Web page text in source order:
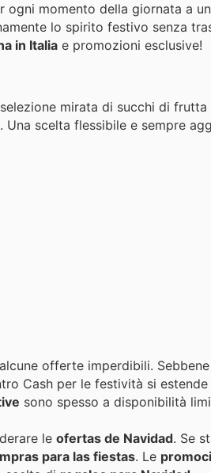
momento della giornata a
lo spirito festivo senza
in Italia e promozioni esclusive!
mirata di succhi di
scelta flessibile e sempre
offerte imperdibili.
Cash per le festività si
sono spesso a disponibilità
le ofertas de Navidad. Se
para las fiestas. Le